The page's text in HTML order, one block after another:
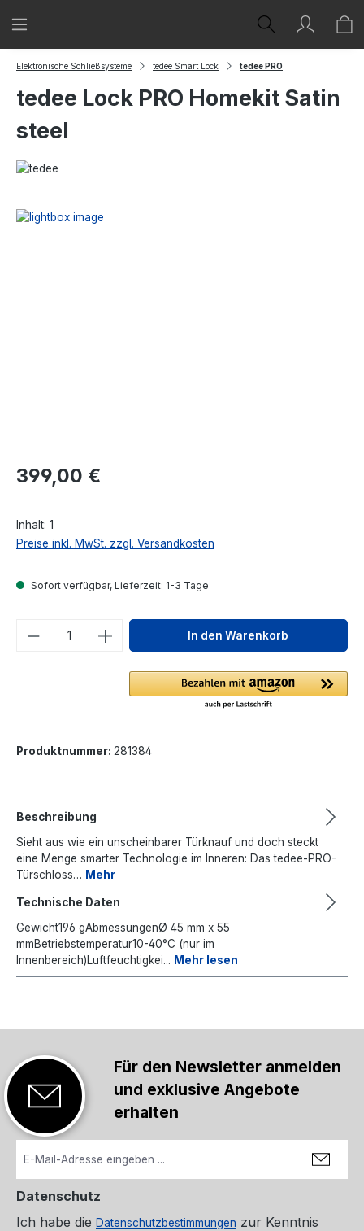
Zum Hauptinhalt springen
Elektronische Schließsysteme tedee Smart Lock tedee PRO
tedee Lock PRO Homekit Satin
steel
Regulärer Preis:
399,00 €
Inhalt: 1
Preise inkl. MwSt. zzgl. Versandkosten
Sofort verfügbar, Lieferzeit: 1-3 Tage
Produkt Anzahl: Gib denIn den Warenkorb
Produktnummer: 281384
Beschreibung
Sieht aus wie ein unscheinbarer Türknauf und doch steckt
eine Menge smarter Technologie im Inneren: Das tedee-PRO-
Türschloss… Mehr
Technische Daten
Gewicht196 gAbmessungenØ 45 mm x 55
mmBetriebstemperatur10-40°C (nur im
Innenbereich)Luftfeuchtigkei... Mehr lesen
Für den Newsletter anmelden
und exklusive Angebote
erhalten
Datenschutz
Ich habe die Datenschutzbestimmungen zur Kenntnis